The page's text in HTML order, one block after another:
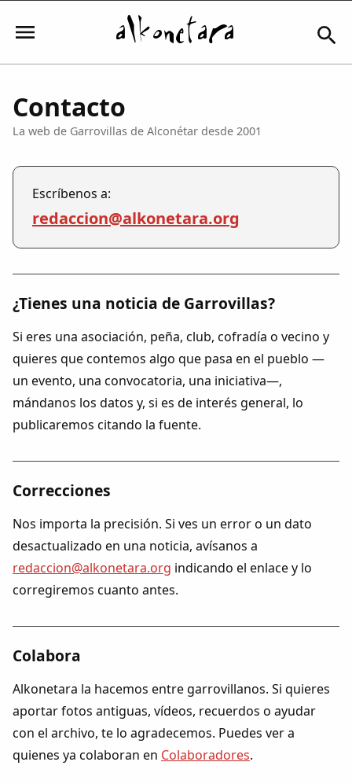
Iniciar sesión
Mi Cuenta
El Tiempo
Actualidad
Colaboradores
AlkoTV
Periódico Alconétar
Foros
Diccionario
Dichos
Cancionero Local
Contacto
La web de Garrovillas de Alconétar desde 2001
Escríbenos a:
redaccion@alkonetara.org
¿Tienes una noticia de Garrovillas?
Si eres una asociación, peña, club, cofradía o vecino y
quieres que contemos algo que pasa en el pueblo —
un evento, una convocatoria, una iniciativa—,
mándanos los datos y, si es de interés general, lo
publicaremos citando la fuente.
Correcciones
Nos importa la precisión. Si ves un error o un dato
desactualizado en una noticia, avísanos a
redaccion@alkonetara.org indicando el enlace y lo
corregiremos cuanto antes.
Colabora
Alkonetara la hacemos entre garrovillanos. Si quieres
aportar fotos antiguas, vídeos, recuerdos o ayudar
con el archivo, te lo agradecemos. Puedes ver a
quienes ya colaboran en Colaboradores.